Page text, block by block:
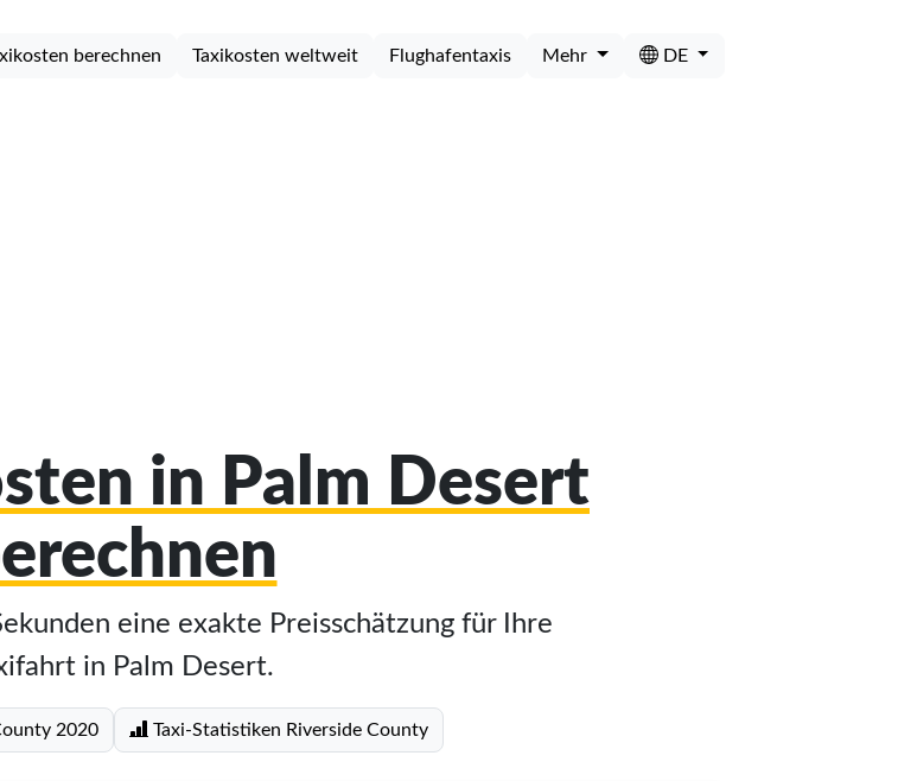
berechnen Taxikosten weltweit Flughafentaxis Mehr DE
in Palm Desert
eine exakte Preisschätzung für Ihre
in Palm Desert.
2020 Taxi-Statistiken Riverside County